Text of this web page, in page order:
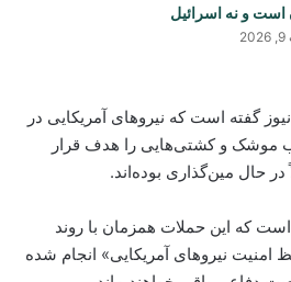
است و نه اسرائیل
گفته است که نیروهای آمریکایی در
موشک و کشتی‌هایی را هدف قرار
در حال مین‌گذاری بوده‌اند.
که این حملات همزمان با روند
نیروهای آمریکایی» انجام شده